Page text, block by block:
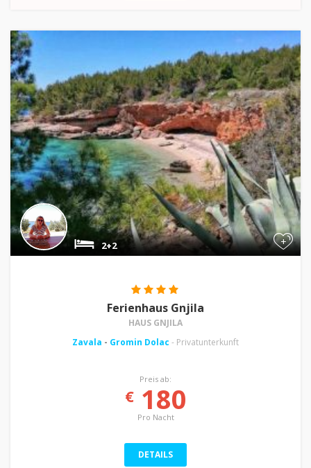
+
2+2
Ferienhaus Gnjila
HAUS GNJILA
Zavala - Gromin Dolac - Privatunterkunft
Preis ab:
€180
Pro Nacht
DETAILS